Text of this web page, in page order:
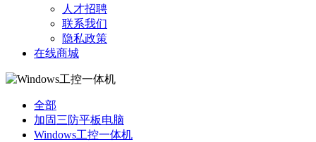
人才招聘
联系我们
隐私政策
在线商城
全部
加固三防平板电脑
Windows工控一体机